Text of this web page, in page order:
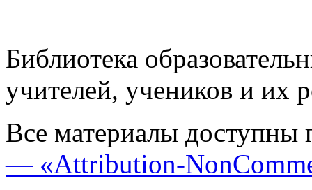
Библиотека
учителей, учеников и их
Все материалы доступны
— «Attribution-